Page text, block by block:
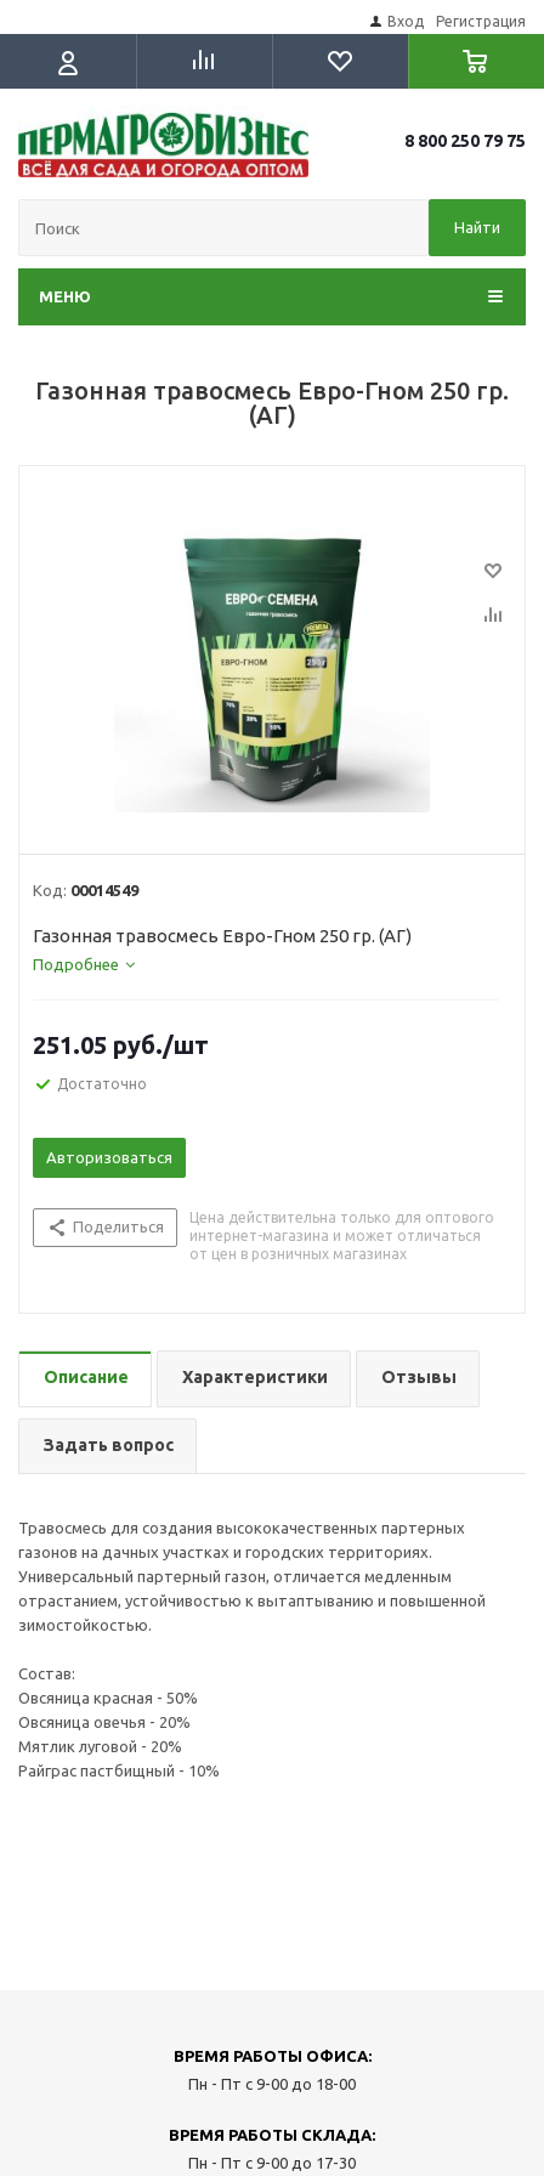
Вход Регистрация
8 800 250 79 75
Найти
МЕНЮ
Газонная травосмесь Евро-Гном 250 гр.
(АГ)
Код: 00014549
Газонная травосмесь Евро-Гном 250 гр. (АГ)
Подробнее
251.05 руб./шт
Достаточно
Авторизоваться
Поделиться
Цена действительна только для оптового
интернет-магазина и может отличаться
от цен в розничных магазинах
Описание Характеристики Отзывы
Задать вопрос
Травосмесь для создания высококачественных партерных
газонов на дачных участках и городских территориях.
Универсальный партерный газон, отличается медленным
отрастанием, устойчивостью к вытаптыванию и повышенной
зимостойкостью.
Состав:
Овсяница красная - 50%
Овсяница овечья - 20%
Мятлик луговой - 20%
Райграс пастбищный - 10%
ВРЕМЯ РАБОТЫ ОФИСА:
Пн - Пт с 9-00 до 18-00
ВРЕМЯ РАБОТЫ СКЛАДА:
Пн - Пт с 9-00 до 17-30